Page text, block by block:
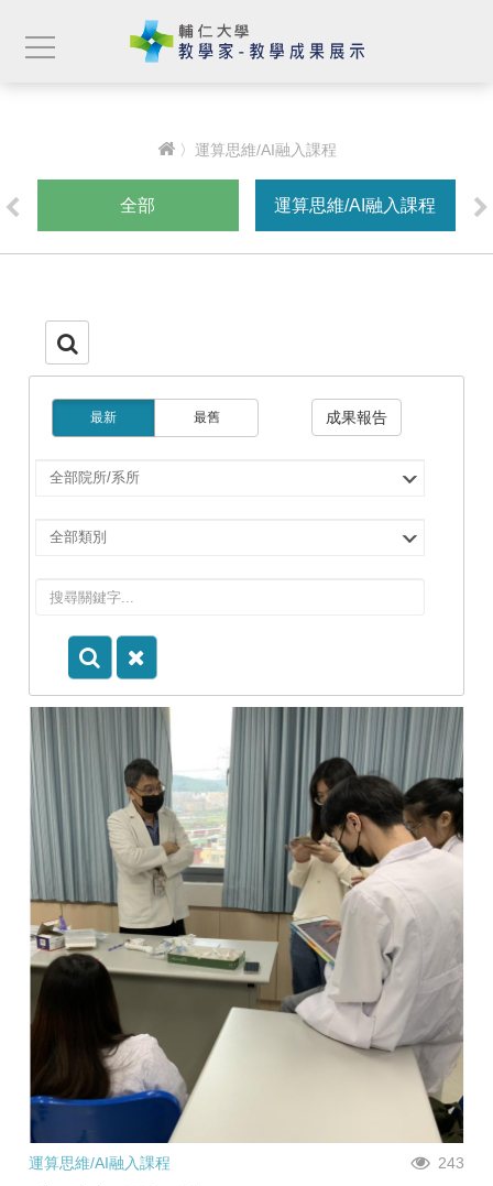
〉運算思維/AI融入課程
全部 運算思維/AI融入課程
最新 最舊 成果報告
選
所/
所
選
別
運算思維/AI融入課程 243